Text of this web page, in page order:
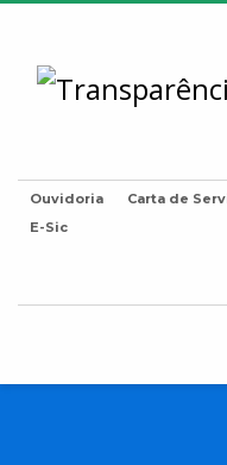
Ouvidoria Carta de
E-Sic